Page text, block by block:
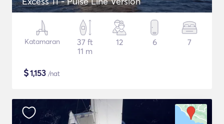
Katamaran
37 ft
11 m
12 6 7
$1,153 /nat